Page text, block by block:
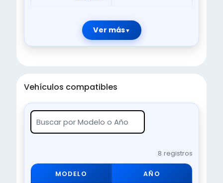
Ver más
Vehículos compatibles
8 registros
MODELO AÑO